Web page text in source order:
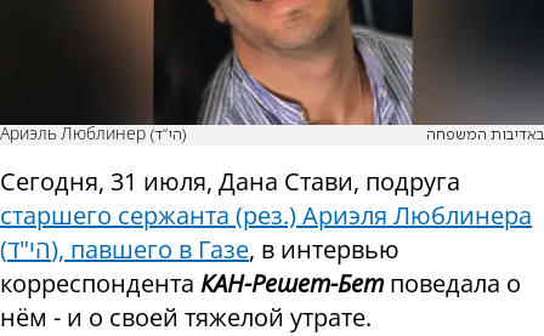
Ариэль Люблинер (הי"ד) באדיבות המשפחה
Сегодня, 31 июля, Дана Стави, подруга
старшего сержанта (рез.) Ариэля Люблинера
(הי"ד), павшего в Газе, в интервью
корреспондента КАН-Решет-Бет поведала о
нём - и о своей тяжелой утрате.